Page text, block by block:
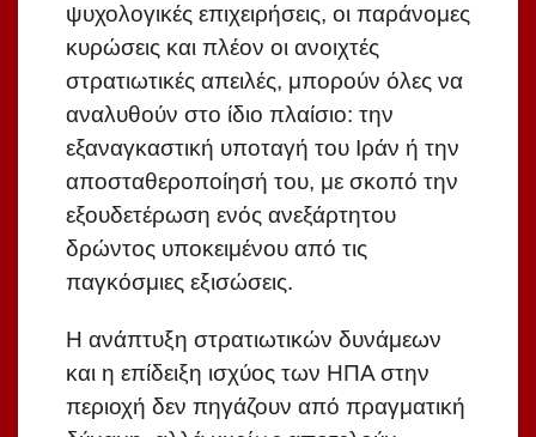
ψυχολογικές επιχειρήσεις, οι παράνομες
κυρώσεις και πλέον οι ανοιχτές
στρατιωτικές απειλές, μπορούν όλες να
αναλυθούν στο ίδιο πλαίσιο: την
εξαναγκαστική υποταγή του Ιράν ή την
αποσταθεροποίησή του, με σκοπό την
εξουδετέρωση ενός ανεξάρτητου
δρώντος υποκειμένου από τις
παγκόσμιες εξισώσεις.
Η ανάπτυξη στρατιωτικών δυνάμεων
και η επίδειξη ισχύος των ΗΠΑ στην
περιοχή δεν πηγάζουν από πραγματική